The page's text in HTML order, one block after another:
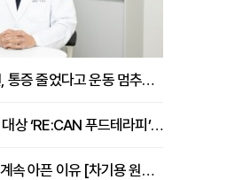
팔 들기 어려운 오십견, 통증 줄었다고 운동 멈추면 안 되는 이유 [이병욱 원장 칼럼]
리엔에이치, 암경험자 대상 ‘RE:CAN 푸드테라피’ 운영
허리 MRI는 정상인데 계속 아픈 이유 [차기용 원장 칼럼]